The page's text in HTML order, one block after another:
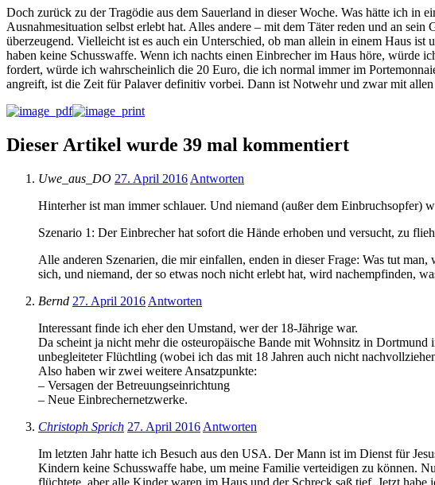
Doch zurück zu der Tragödie aus dem Sauerland in dieser Woche. Was hätte ich in
Ausnahmesituation selbst erlebt hat. Alles andere – mit dem Täter reden und an
überzeugend. Vielleicht ist es auch ein Unterschied, ob man allein in einem Haus
haben keine Schusswaffe. Wenn ich nachts einen Einbrecher im Haus höre, würde
fordert, würde ich wahrscheinlich die 20 Euro, die ich normal immer im
angreift, ist die Zeit für Palaver definitiv vorbei. Dann ist Notwehr und zwar mit
Dieser Artikel wurde 39 mal kommentiert
Uwe_aus_DO 27. April 2016 Antworten
Hinterher ist man immer schlauer. Und niemand (außer dem Einbruchsopfer)
Szenario 1: Der Einbrecher hat sofort die Hände erhoben und versucht, zu
Alle anderen Szenarien, die mir einfallen, enden in dieser Frage: Was tut
sich, und niemand, der so etwas noch nicht erlebt hat, wird nachempfinden,
Bernd 27. April 2016 Antworten
Interessant finde ich eher den Umstand, wer der 18-Jährige war.
Da scheint ja nicht mehr die osteuropäische Bande mit Wohnsitz in
unbegleiteter Flüchtling (wobei ich das mit 18 Jahren auch nicht
Also haben wir zwei weitere Ansatzpunkte:
– Versagen der Betreuungseinrichtung
– Neue Einbrechernetzwerke.
Christoph Sprich 27. April 2016 Antworten
Im letzten Jahr hatte ich Besuch aus den USA. Der Mann ist im Dienst für
Kindern keine Schusswaffe habe, um meine Familie verteidigen zu können.
flüchtete, aber alle Kinder waren im Haus und der Schreck saß tief. Jetzt